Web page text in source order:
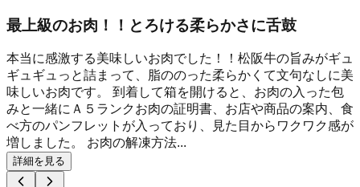
最上級のお肉！！とろける柔らかさに舌鼓
本当に感激する美味しいお肉でした！！松阪牛の旨みがギュ
ギュギュっと詰まって、脂ののった柔らかくて文句なしに美
味しいお肉です。 到着して箱を開けると、お肉の入った包
みと一緒にＡ５ランクお肉の証明書、お店や商品の案内、食
べ方のパンフレットが入っており、見た目からワクワク感が
増しました。 お肉の解凍方法...
詳細を見る